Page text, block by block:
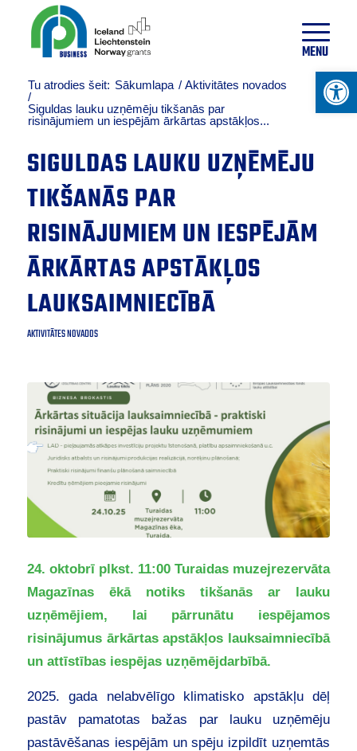
MENU
Tu atrodies šeit: Sākumlapa / Aktivitātes novados
/
Siguldas lauku uzņēmēju tikšanās par
risinājumiem un iespējām ārkārtas apstākļos...
SIGULDAS LAUKU UZŅĒMĒJU
TIKŠANĀS PAR
RISINĀJUMIEM UN IESPĒJĀM
ĀRKĀRTAS APSTĀKĻOS
LAUKSAIMNIECĪBĀ
AKTIVITĀTES NOVADOS
24. oktobrī plkst. 11:00 Turaidas muzejrezervāta
Magazīnas ēkā notiks tikšanās ar lauku
uzņēmējiem, lai pārrunātu iespējamos
risinājumus ārkārtas apstākļos lauksaimniecībā
un attīstības iespējas uzņēmējdarbībā.
2025. gada nelabvēlīgo klimatisko apstākļu dēļ
pastāv pamatotas bažas par lauku uzņēmēju
pastāvēšanas iespējām un spēju izpildīt uzņemtās